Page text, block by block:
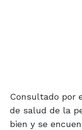
Consultado por
de salud de la
bien y se